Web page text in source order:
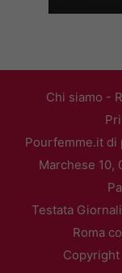
Chi siamo -
Pourfemme.it di
Marchese 10,
Testata
Roma